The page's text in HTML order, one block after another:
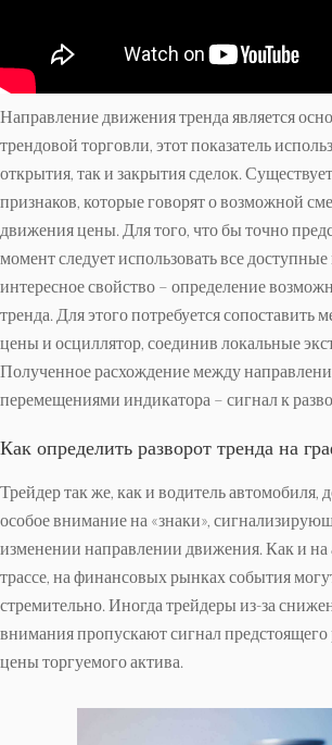
Направление движения тренда является
трендовой торговли, этот показатель
открытия, так и закрытия сделок.
признаков, которые говорят о возможной
движения цены. Для того, что бы точно
момент следует использовать все
интересное свойство – определение
тренда. Для этого потребуется сопоставить
цены и осциллятор, соединив локальные
Полученное расхождение между
перемещениями индикатора – сигнал к
Как определить разворот тренда на
Трейдер так же, как и водитель автомобиля,
особое внимание на «знаки»,
изменении направлении движения. Как и на
трассе, на финансовых рынках события
стремительно. Иногда трейдеры из-за
внимания пропускают сигнал предстоящего
цены торгуемого актива.